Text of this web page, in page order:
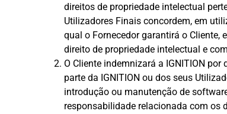
direitos de propriedade intelectual
Utilizadores Finais concordem, em
qual o Fornecedor garantirá o Cliente,
direito de propriedade intelectual e
O Cliente indemnizará a IGNITION
parte da IGNITION ou dos seus
introdução ou manutenção de
responsabilidade relacionada com os